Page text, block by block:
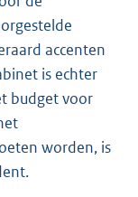
accenten
is echter
budget voor
worden, is